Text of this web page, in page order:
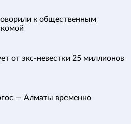
к общественным
от экс-невестки 25 миллионов
— Алматы временно